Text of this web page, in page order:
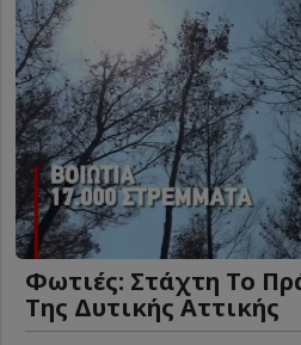
Φωτιές: Στάχτη Το
Της Δυτικής Αττικής